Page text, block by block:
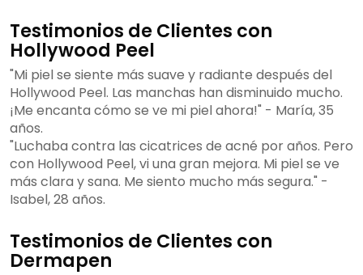
Testimonios de Clientes con
Hollywood Peel
"Mi piel se siente más suave y radiante después del
Hollywood Peel. Las manchas han disminuido mucho.
¡Me encanta cómo se ve mi piel ahora!" - María, 35
años.
"Luchaba contra las cicatrices de acné por años. Pero
con Hollywood Peel, vi una gran mejora. Mi piel se ve
más clara y sana. Me siento mucho más segura." -
Isabel, 28 años.
Testimonios de Clientes con
Dermapen